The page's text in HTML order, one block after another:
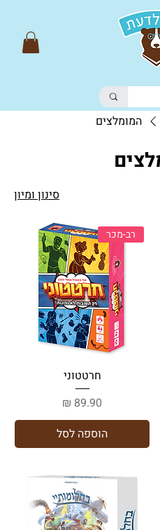
המומלצים
סינון ומיון
רב-מכר
חרטטוני
מחיר
הוספה לסל